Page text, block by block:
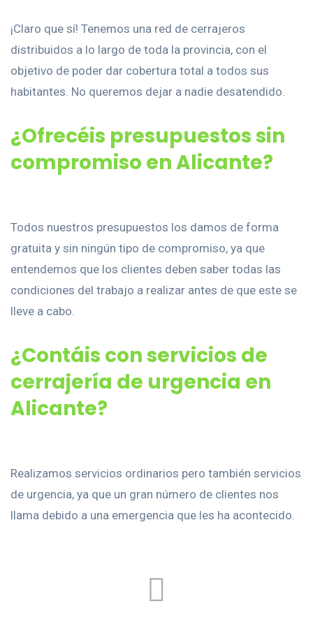
¡Claro que sí! Tenemos una red de cerrajeros
distribuidos a lo largo de toda la provincia, con el
objetivo de poder dar cobertura total a todos sus
habitantes. No queremos dejar a nadie desatendido.
¿Ofrecéis presupuestos sin
compromiso en Alicante?
Todos nuestros presupuestos los damos de forma
gratuita y sin ningún tipo de compromiso, ya que
entendemos que los clientes deben saber todas las
condiciones del trabajo a realizar antes de que este se
lleve a cabo.
¿Contáis con servicios de
cerrajería de urgencia en
Alicante?
Realizamos servicios ordinarios pero también servicios
de urgencia, ya que un gran número de clientes nos
llama debido a una emergencia que les ha acontecido.